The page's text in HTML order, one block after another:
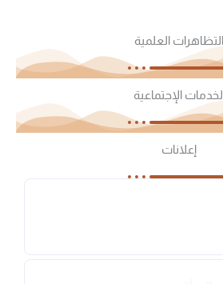
التظاهرات العلمية
الخدمات الإجتماعية
إعلانات